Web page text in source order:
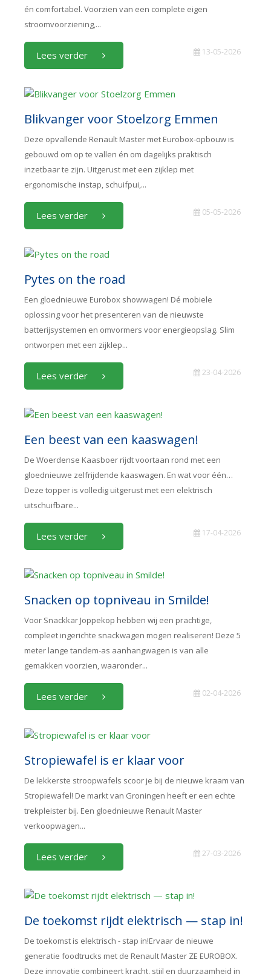
én comfortabel. Voorzien van een complete eigen
stroomvoorziening,...
Lees verder 13-05-2026
Blikvanger voor Stoelzorg Emmen
Deze opvallende Renault Master met Eurobox-opbouw is
gebouwd om op te vallen én om dagelijks praktisch
inzetbaar te zijn. Uitgerust met een zijklep met
ergonomische instap, schuifpui,...
Lees verder 05-05-2026
Pytes on the road
Een gloednieuwe Eurobox showwagen! Dé mobiele
oplossing voor het presenteren van de nieuwste
batterijsystemen en omvormers voor energieopslag. Slim
ontworpen met een zijklep...
Lees verder 23-04-2026
Een beest van een kaaswagen!
De Woerdense Kaasboer rijdt voortaan rond met een
gloednieuwe zelfrijdende kaaswagen. En wat voor één…
Deze topper is volledig uitgerust met een elektrisch
uitschuifbare...
Lees verder 17-04-2026
Snacken op topniveau in Smilde!
Voor Snackkar Joppekop hebben wij een prachtige,
compleet ingerichte snackwagen mogen realiseren! Deze 5
meter lange tandem-as aanhangwagen is van alle
gemakken voorzien, waaronder...
Lees verder 02-04-2026
Stropiewafel is er klaar voor
De lekkerste stroopwafels scoor je bij de nieuwe kraam van
Stropiewafel! De markt van Groningen heeft er een echte
trekpleister bij. Een gloednieuwe Renault Master
verkoopwagen...
Lees verder 27-03-2026
De toekomst rijdt elektrisch — stap in!
De toekomst is elektrisch - stap in!Ervaar de nieuwe
generatie foodtrucks met de Renault Master ZE EUROBOX.
Deze innovatie combineert kracht, stijl en duurzaamheid in